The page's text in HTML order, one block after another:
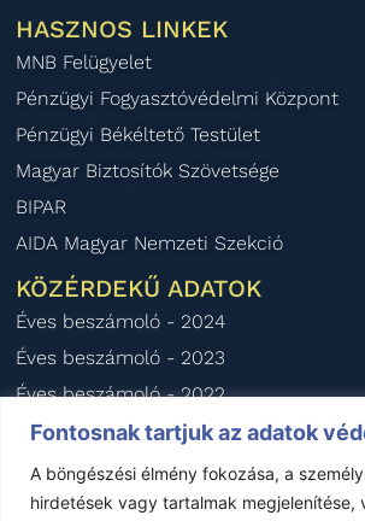
Fontosnak tartjuk az adatok
A böngészési élmény fokozása, a
hirdetések vagy tartalmak megjelenítése,
HASZNOS LINKEK
MNB Felügyelet
Pénzügyi Fogyasztóvédelmi Központ
Pénzügyi Békéltető Testület
Magyar Biztosítók Szövetsége
BIPAR
AIDA Magyar Nemzeti Szekció
KÖZÉRDEKŰ ADATOK
Éves beszámoló - 2024
Éves beszámoló - 2023
Éves beszámoló - 2022
Éves beszámoló - 2021
Éves beszámoló - 2020